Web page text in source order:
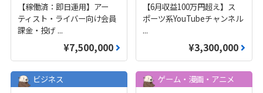
【稼働済：即日運用】アー
ティスト・ライバー向け会員
課金・投げ ...
¥7,500,000
【6月収益100万円超え】ス
ポーツ系YouTubeチャンネル
...
¥3,300,000
ビジネス
ゲーム・漫画・アニメ